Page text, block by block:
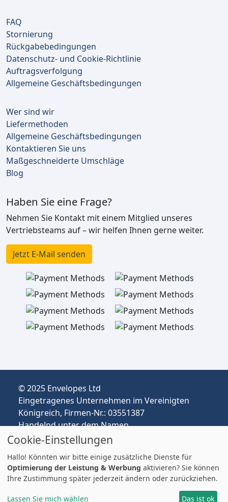
FAQ
Stornierung
Rückgabebedingungen
Datenschutz- und Cookie-Richtlinie
Auftragsverfolgung
Allgemeine Geschäftsbedingungen
Wer sind wir
Liefermethoden
Allgemeine Geschäftsbedingungen
Kontaktieren Sie uns
Maßgeschneiderte Umschläge
Blog
Haben Sie eine Frage?
Nehmen Sie Kontakt mit einem Mitglied unseres
Vertriebsteams auf – wir helfen Ihnen gerne weiter.
Jetzt E-Mail senden
© 2025 Envelopes Ltd
Eingetragenes Unternehmen im Vereinigten
Königreich, Firmen-Nr.: 03551387
Handelnd unter dem Namen
envelopespackaging.de | Versand vom
Vereinigten Königreich nach Deutschland
Preise in EUR | Zölle & MwSt. können anfallen.
Impressum
Cookie-Einstellungen
Hallo! Könnten wir bitte einige zusätzliche Dienste für
Optimierung der Leistung & Werbung aktivieren? Sie können
Ihre Zustimmung später jederzeit ändern oder zurückziehen.
Lassen Sie mich wählen Das ist ok